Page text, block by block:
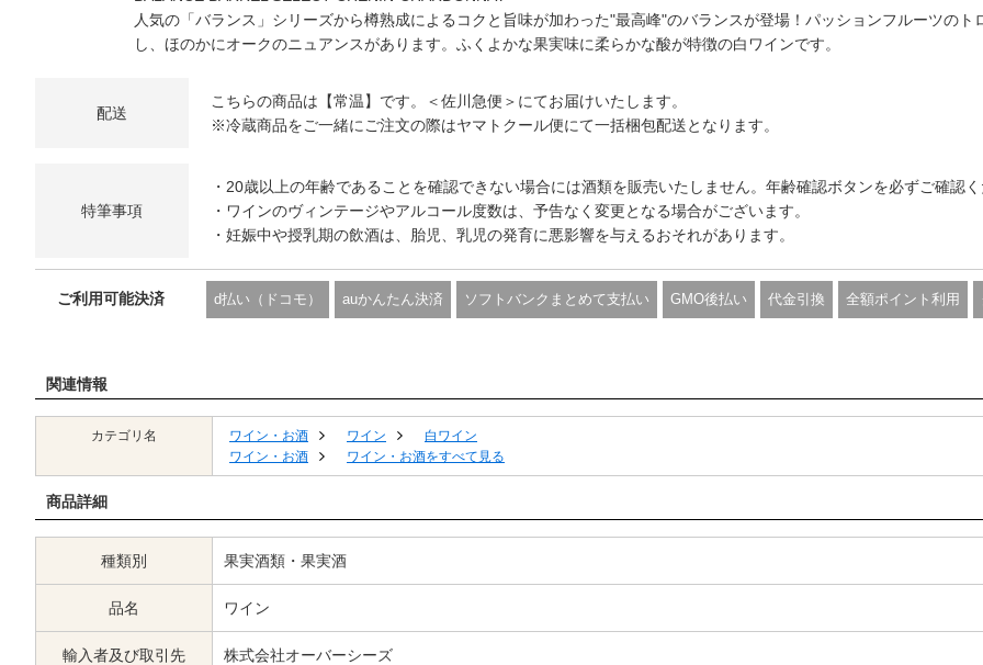
人気の「バランス」シリーズから樽熟成によるコクと旨味が加わった"最高峰"のバランスが登場！パッションフルーツの
し、ほのかにオークのニュアンスがあります。ふくよかな果実味に柔らかな酸が特徴の白ワインです。
配送
こちらの商品は【常温】です。＜佐川急便＞にてお届けいたします。
※冷蔵商品をご一緒にご注文の際はヤマトクール便にて一括梱包配送となります。
特筆事項
・20歳以上の年齢であることを確認できない場合には酒類を販売いたしません。年齢確認ボタンを必ずご確認く
・ワインのヴィンテージやアルコール度数は、予告なく変更となる場合がございます。
・妊娠中や授乳期の飲酒は、胎児、乳児の発育に悪影響を与えるおそれがあります。
ご利用可能決済 d払い（ドコモ） auかんたん決済 ソフトバンクまとめて支払い GMO後払い 代金引換 全額ポイント利用
関連情報
カテゴリ名 ワイン・お酒 ワイン
白ワイン
ワイン・お酒
ワイン・お酒をすべて見る
商品詳細
種類別 果実酒類・果実酒
品名 ワイン
輸入者及び取引先 株式会社オーバーシーズ